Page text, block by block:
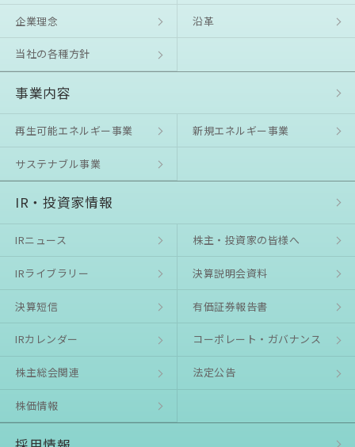
企業理念 沿⾰
当社の各種方針
事業内容
再生可能エネルギー事業 新規エネルギー事業
サステナブル事業
IR・投資家情報
IRニュース 株主・投資家の皆様へ
IRライブラリー 決算説明会資料
決算短信 有価証券報告書
IRカレンダー コーポレート・ガバナンス
株主総会関連 法定公告
株価情報